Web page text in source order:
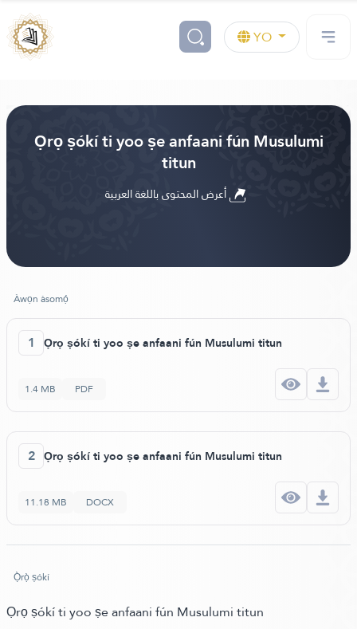
YO
Ọrọ ṣókí ti yoo ṣe anfaani fún Musulumi
titun
Àwọn àsomọ́
1 Ọrọ ṣókí ti yoo ṣe anfaani fún Musulumi titun
1.4 MB PDF
2 Ọrọ ṣókí ti yoo ṣe anfaani fún Musulumi titun
11.18 MB DOCX
Ọ̀rọ̀ ṣókí
Ọrọ ṣókí ti yoo ṣe anfaani fún Musulumi titun